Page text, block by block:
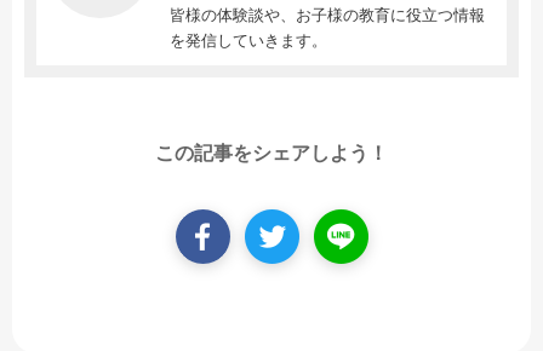
皆様の体験談や、お子様の教育に役立つ情報
を発信していきます。
この記事をシェアしよう！